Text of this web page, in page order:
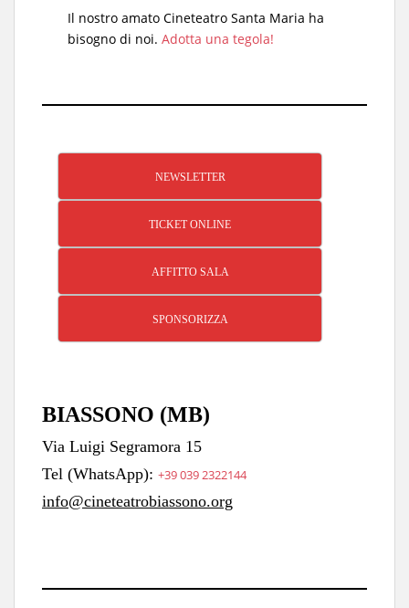
Il nostro amato Cineteatro Santa Maria ha
bisogno di noi. Adotta una tegola!
NEWSLETTER
TICKET ONLINE
AFFITTO SALA
SPONSORIZZA
BIASSONO (MB)
Via Luigi Segramora 15
Tel (WhatsApp): +39 039 2322144
info@cineteatrobiassono.org